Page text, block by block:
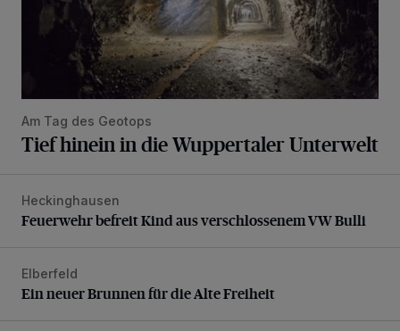
Am Tag des Geotops
Tief hinein in die Wuppertaler Unterwelt
Feuerwehr befreit Kind aus verschlossenem VW Bulli
Heckinghausen
Feuerwehr befreit Kind aus verschlossenem VW Bulli
Ein neuer Brunnen für die Alte Freiheit
Elberfeld
Ein neuer Brunnen für die Alte Freiheit